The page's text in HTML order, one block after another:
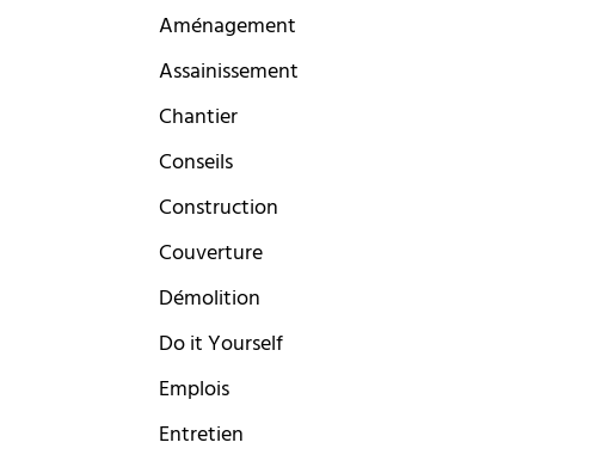
Aménagement
Assainissement
Chantier
Conseils
Construction
Couverture
Démolition
Do it Yourself
Emplois
Entretien